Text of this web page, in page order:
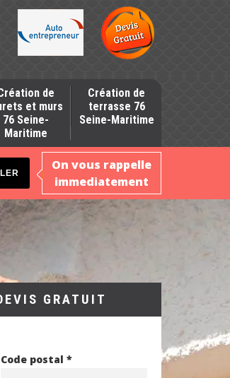
de
et murs
76 Seine-
Maritime
Création de
terrasse 76
Seine-Maritime
On vous rappelle
immediatement
GRATUIT
Code postal *